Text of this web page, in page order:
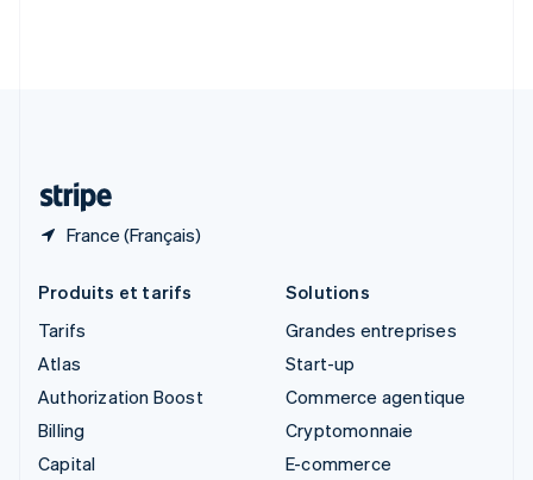
France (Français)
Produits et tarifs
Tarifs
Atlas
Authorization Boost
Billing
Capital
Solutions
Grandes entreprises
Start-up
Commerce agentique
Cryptomonnaie
E-commerce